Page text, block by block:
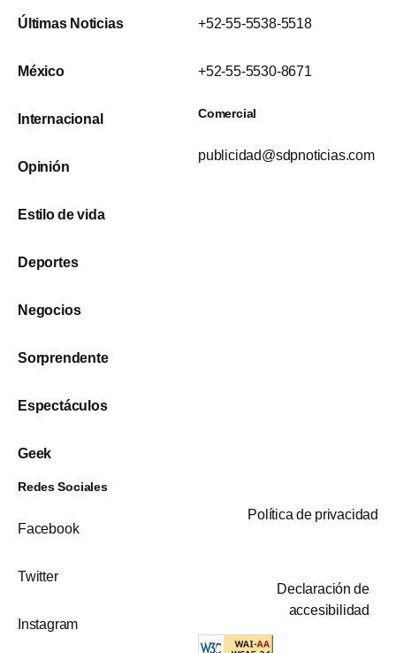
Últimas Noticias
México
Internacional
Opinión
Estilo de vida
Deportes
Negocios
Sorprendente
Espectáculos
Geek
+52-55-5538-5518
+52-55-5530-8671
Comercial
publicidad@sdpnoticias.com
Redes Sociales
Facebook
Twitter
Instagram
Política de privacidad
Declaración de
accesibilidad